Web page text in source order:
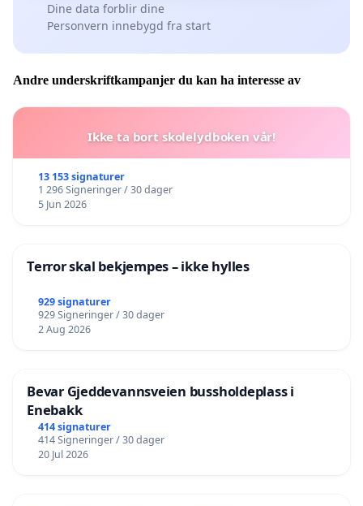
Dine data forblir dine
Personvern innebygd fra start
Andre underskriftkampanjer du kan ha interesse av
Ikke ta bort skolelydboken vår!
13 153 signaturer
1 296 Signeringer / 30 dager
5 Jun 2026
Terror skal bekjempes – ikke hylles
929 signaturer
929 Signeringer / 30 dager
2 Aug 2026
Bevar Gjeddevannsveien bussholdeplass i
Enebakk
414 signaturer
414 Signeringer / 30 dager
20 Jul 2026